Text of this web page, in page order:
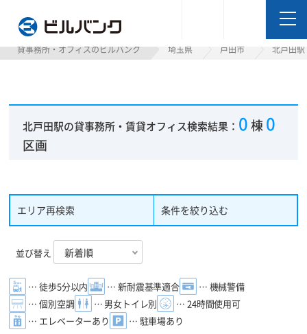
貸事務所・オフィスのビルバンク 埼玉県 戸田市 北戸田駅
北戸田駅の貸事務所・賃貸オフィス検索結果： 0棟 0
区画
エリア再検索 条件を絞り込む
並び替え
… 徒歩5分以内 … 新耐震基準適合
… 機械警備
… 個別空調
… 男女トイレ別
… 24時間使用可
… エレベーターあり
… 駐車場あり